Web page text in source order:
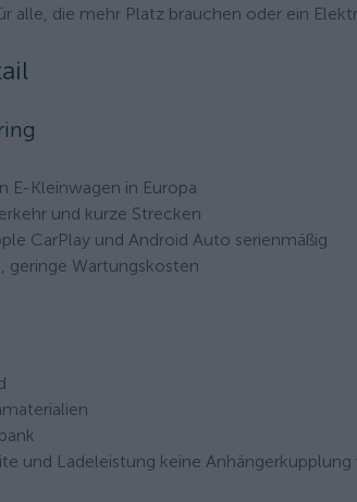
alle, die mehr Platz brauchen oder ein
E-Kleinwagen in Europa
und kurze Strecken
CarPlay und Android Auto serienmäßig
geringe Wartungskosten
und Ladeleistung keine Anhängerkupplung